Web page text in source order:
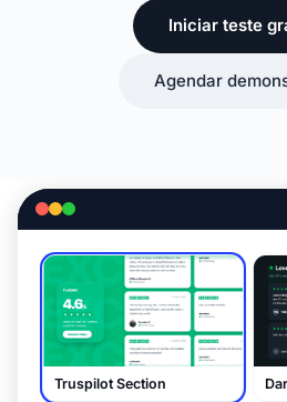
Iniciar teste
Agendar
Truspilot Section